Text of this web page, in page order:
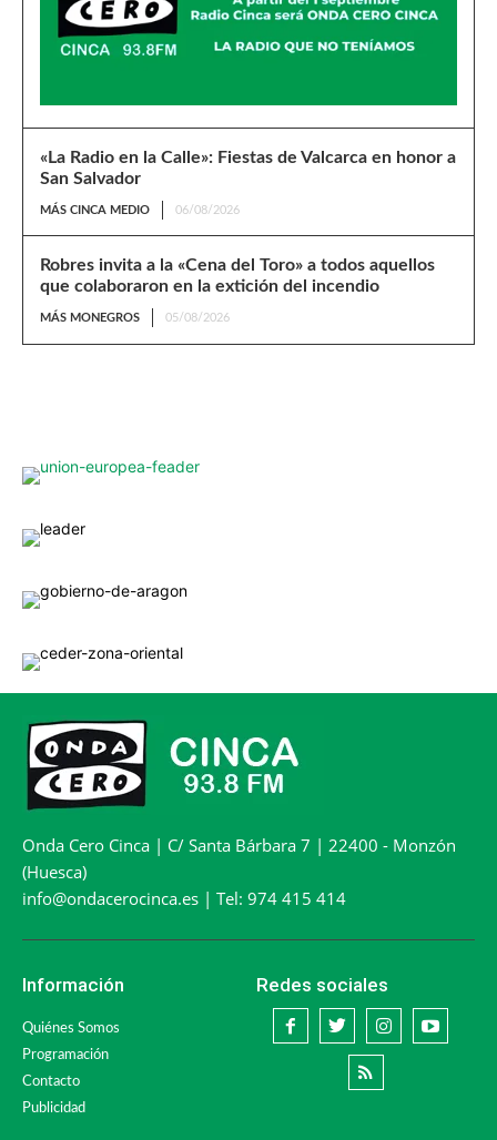
«La Radio en la Calle»: Fiestas de Valcarca en honor a
San Salvador
MÁS CINCA MEDIO 06/08/2026
Robres invita a la «Cena del Toro» a todos aquellos
que colaboraron en la extición del incendio
MÁS MONEGROS 05/08/2026
Onda Cero Cinca | C/ Santa Bárbara 7 | 22400 - Monzón
(Huesca)
info@ondacerocinca.es | Tel: 974 415 414
Información
Quiénes Somos
Programación
Contacto
Publicidad
Redes sociales